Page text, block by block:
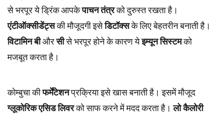
से भरपूर ये ड्रिंक आपकेपाचन तंत्रको दुरुस्त रखता है।
एंटीऑक्सीडेंट्सकी मौजूदगी इसेडिटॉक्सके लिए बेहतरीन बनाती है।
विटामिन बीऔरसीसे भरपूर होने के कारण येइम्यून सिस्टमको
मजबूत करता है।
कोम्बुचा कीफर्मेंटेशनप्रक्रिया इसे खास बनाती है। इसमें मौजूद
ग्लूकोरिक एसिडलिवरको साफ करने में मदद करता है।लो कैलोरी